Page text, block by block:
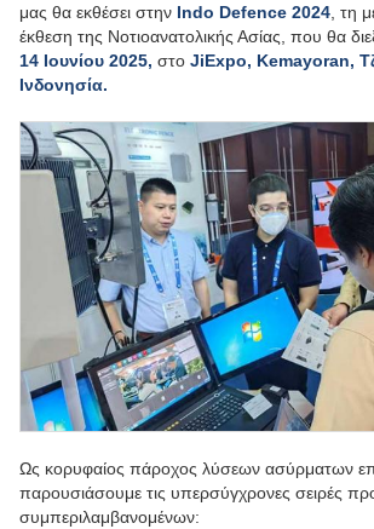
μας θα εκθέσει στην Indo Defence 2024 , τη
έκθεση της Νοτιοανατολικής Ασίας, που θα
14 Ιουνίου 2025, στο JiExpo, Kemayoran,
Ινδονησία.
Ως κορυφαίος πάροχος λύσεων ασύρματων
παρουσιάσουμε τις υπερσύγχρονες σειρές
συμπεριλαμβανομένων: